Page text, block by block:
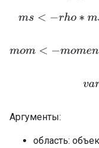
ms<− rh o∗
mom<−mo
Аргументы:
область: